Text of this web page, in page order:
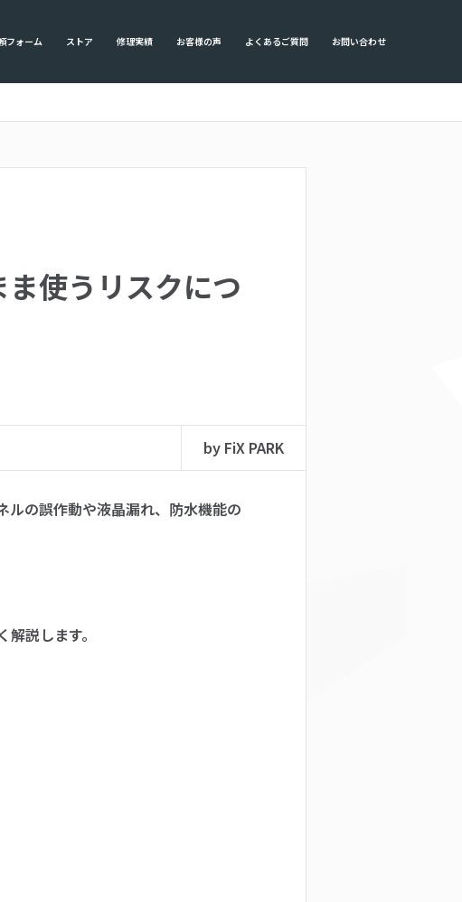
フォーム ストア 修理実績 お客様の声 よくあるご質問 お問い合わせ
使うリスクにつ
by FiX PARK
ルの誤作動や液晶漏れ、防水機能の
説します。